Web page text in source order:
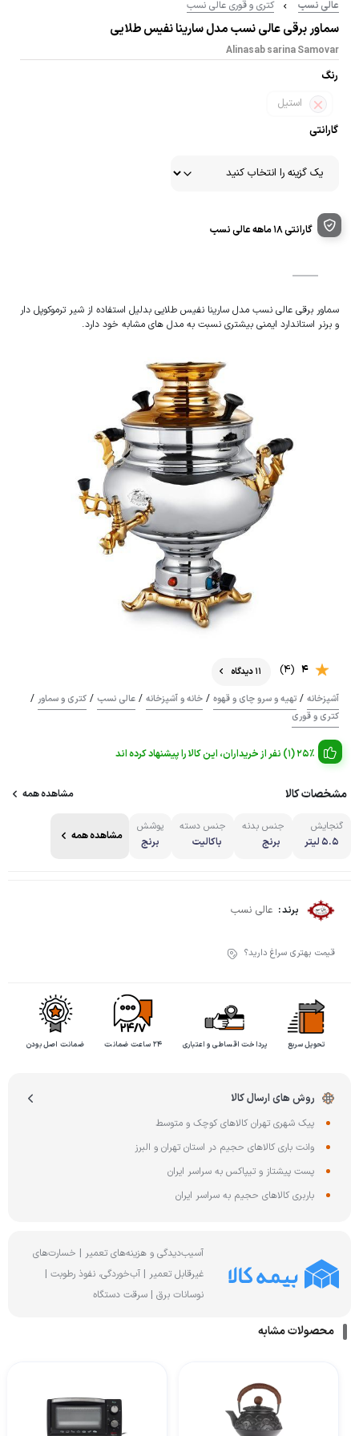
عالی نسب کتری و قوری عالی نسب
سماور برقی عالی نسب مدل سارینا نفیس طلایی
Alinasab sarina Samovar
رنگ
استیل
گارانتی
گارانتی ۱۸ ماهه عالی نسب
سماور برقی عالی نسب مدل سارینا نفیس طلایی بدلیل استفاده از شیر ترموکوپل دار
و برنر استاندارد ایمنی بیشتری نسبت به مدل های مشابه خود دارد.
4
(4)
11 دیدگاه
آشپزخانه / تهیه و سرو چای و قهوه / خانه و آشپزخانه / عالی نسب / کتری و سماور /
کتری و قوری
25% (1) نفر از خریداران، این کالا را پیشنهاد کرده اند
مشخصات کالا مشاهده همه
گنجایش
5.5 لیتر
جنس بدنه
برنج
جنس دسته
باکالیت
پوشش
برنج
مشاهده همه
برند : عالی نسب
قیمت بهتری سراغ دارید؟
تحویل سریع پرداخت اقساطی و اعتباری ۲۴ ساعت ضمانت ضمانت اصل بودن
روش های ارسال کالا
پیک شهری تهران کالاهای کوچک و متوسط
وانت باری کالاهای حجیم در استان تهران و البرز
پست پیشتاز و تیپاکس به سراسر ایران
باربری کالاهای حجیم به سراسر ایران
آسیب‌دیدگی و هزینه‌های تعمیر | خسارت‌های
غیرقابل تعمیر | آب‌خوردگی، نفوذ رطوبت |
نوسانات برق | سرقت دستگاه
محصولات مشابه